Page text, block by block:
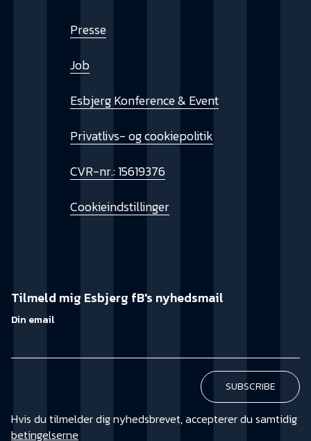
Presse
Job
Esbjerg Konference & Event
Privatlivs- og cookiepolitik
CVR-nr.: 15619376
Cookieindstillinger
Tilmeld mig Esbjerg fB's nyhedsmail
Din email
Hvis du tilmelder dig nyhedsbrevet, accepterer du samtidig
betingelserne